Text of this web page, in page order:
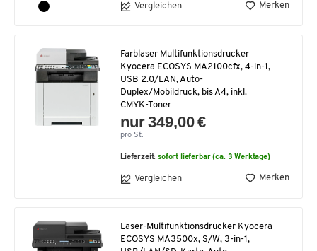
Vergleichen Merken
Farblaser Multifunktionsdrucker
Kyocera ECOSYS MA2100cfx, 4-in-1,
USB 2.0/LAN, Auto-
Duplex/Mobildruck, bis A4, inkl.
CMYK-Toner
nur 349,00 €
pro St.
Lieferzeit:sofort lieferbar (ca. 3 Werktage)
Vergleichen Merken
Laser-Multifunktionsdrucker Kyocera
ECOSYS MA3500x, S/W, 3-in-1,